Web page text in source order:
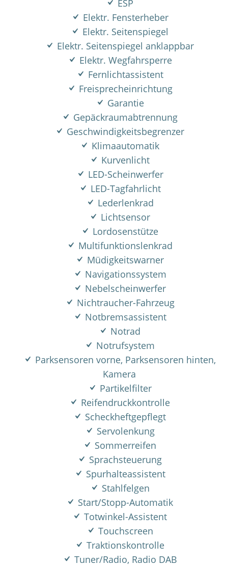
ESP
Elektr. Fensterheber
Elektr. Seitenspiegel
Elektr. Seitenspiegel anklappbar
Elektr. Wegfahrsperre
Fernlichtassistent
Freisprecheinrichtung
Garantie
Gepäckraumabtrennung
Geschwindigkeitsbegrenzer
Klimaautomatik
Kurvenlicht
LED-Scheinwerfer
LED-Tagfahrlicht
Lederlenkrad
Lichtsensor
Lordosenstütze
Multifunktionslenkrad
Müdigkeitswarner
Navigationssystem
Nebelscheinwerfer
Nichtraucher-Fahrzeug
Notbremsassistent
Notrad
Notrufsystem
Parksensoren vorne, Parksensoren hinten,
Kamera
Partikelfilter
Reifendruckkontrolle
Scheckheftgepflegt
Servolenkung
Sommerreifen
Sprachsteuerung
Spurhalteassistent
Stahlfelgen
Start/Stopp-Automatik
Totwinkel-Assistent
Touchscreen
Traktionskontrolle
Tuner/Radio, Radio DAB